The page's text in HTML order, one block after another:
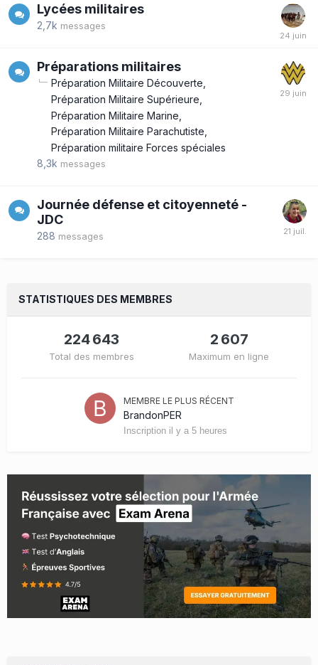
Lycées militaires
2,7k messages
Préparations militaires
Préparation Militaire Découverte
Préparation Militaire Supérieure
Préparation Militaire Marine
Préparation Militaire Parachutiste
Préparation militaire Forces spéciales
8,3k messages
Journée défense et citoyenneté -
JDC
288 messages
STATISTIQUES DES MEMBRES
224 643
Total des membres
2 607
Maximum en ligne
MEMBRE LE PLUS RÉCENT
BrandonPER
Inscription il y a 5 heures